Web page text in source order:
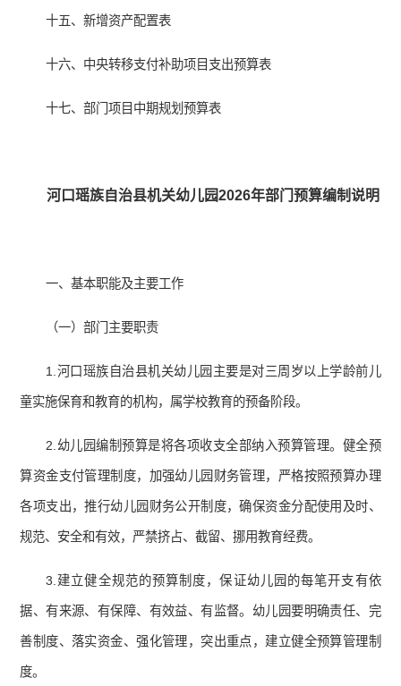
十五、新增资产配置表
十六、中央转移支付补助项目支出预算表
十七、部门项目中期规划预算表
河口瑶族自治县机关幼儿园2026年部门预算编制说明
一、基本职能及主要工作
（一）部门主要职责
1.河口瑶族自治县机关幼儿园主要是对三周岁以上学龄前儿
童实施保育和教育的机构，属学校教育的预备阶段。
2.幼儿园编制预算是将各项收支全部纳入预算管理。健全预
算资金支付管理制度，加强幼儿园财务管理，严格按照预算办理
各项支出，推行幼儿园财务公开制度，确保资金分配使用及时、
规范、安全和有效，严禁挤占、截留、挪用教育经费。
3.建立健全规范的预算制度，保证幼儿园的每笔开支有依
据、有来源、有保障、有效益、有监督。幼儿园要明确责任、完
善制度、落实资金、强化管理，突出重点，建立健全预算管理制
度。